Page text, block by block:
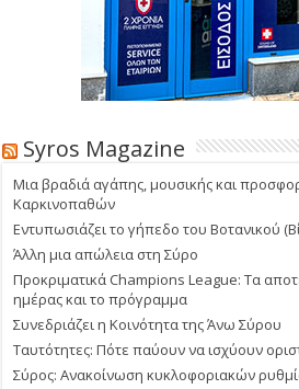
Syros Magazine
Μια βραδιά αγάπης, μουσικής και
Καρκινοπαθών
Εντυπωσιάζει το γήπεδο του Βοτανικού
Άλλη μια απώλεια στη Σύρο
Προκριματικά Champions League: Τα
ημέρας και το πρόγραμμα
Συνεδριάζει η Κοινότητα της Άνω Σύρου
Ταυτότητες: Πότε παύουν να ισχύουν
Σύρος: Ανακοίνωση κυκλοφοριακών